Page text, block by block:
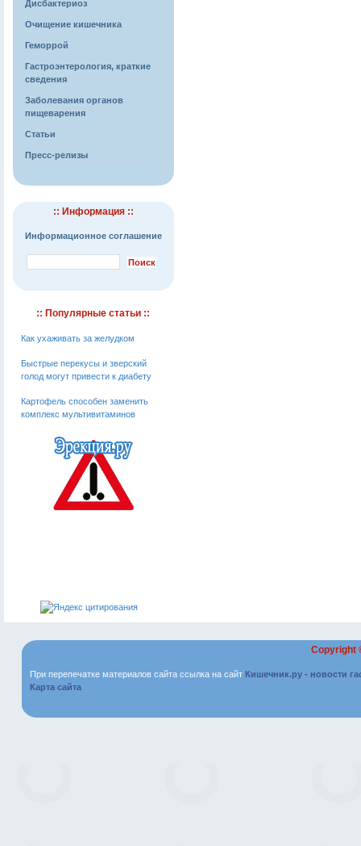
Дисбактериоз
Очищение кишечника
Геморрой
Гастроэнтерология, краткие
сведения
Заболевания органов
пищеварения
Статьи
Пресс-релизы
:: Информация ::
Информационное соглашение
:: Популярные статьи ::
Как ухаживать за желудком
Быстрые перекусы и зверский
голод могут привести к диабету
Картофель способен заменить
комплекс мультивитаминов
Copyright
При перепечатке материалов сайта ссылка на сайт Кишечник.ру - новости
Карта сайта